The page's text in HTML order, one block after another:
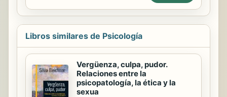
internacionales del maltrato
Colapinto, han reunido a expertos de
primera línea para desarrollar un
análisis crítico desde una óptica
sistémica y socialmente sensible
sobre la mediación de las estructuras
sociales en el desarrollo de las
Libros similares de Psicología
Vergüenza, culpa, pudor.
Relaciones entre la
psicopatología, la ética y la
sexua